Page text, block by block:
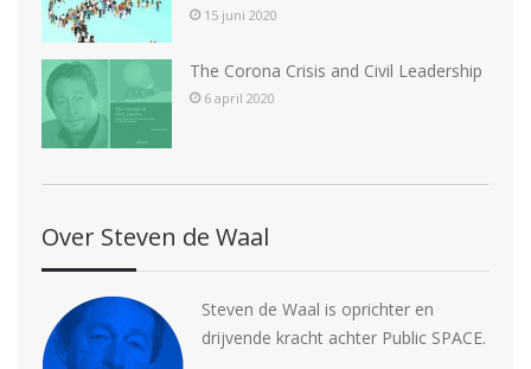
15 juni 2020
The Corona Crisis and Civil Leadership
6 april 2020
Over Steven de Waal
Steven de Waal is oprichter en
drijvende kracht achter Public SPACE.